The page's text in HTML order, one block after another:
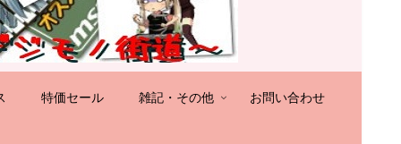
特価セール 雑記・その他 お問い合わせ